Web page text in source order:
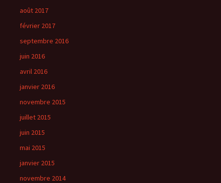
août 2017
février 2017
septembre 2016
juin 2016
avril 2016
janvier 2016
novembre 2015
juillet 2015
juin 2015
mai 2015
janvier 2015
novembre 2014